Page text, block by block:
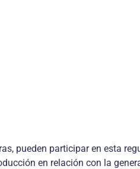
pueden participar en esta
en relación con la